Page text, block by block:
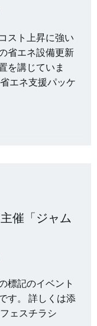
スト上昇に強い
省エネ設備更新
を講じていま
エネ支援パッケ
催「ジャム
標記のイベント
す。 詳しくは添
ェスチラシ